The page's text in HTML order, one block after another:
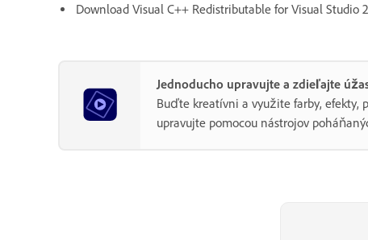
Download Visual C++ Redistributable for Visual Studio
Jednoducho upravujte a zdieľajte
Buďte kreatívni a využite farby, efekty,
upravujte pomocou nástrojov